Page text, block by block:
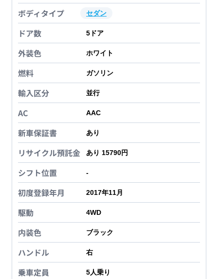
ボディタイプ セダン
ドア数 5 ドア
外装色 ホワイト
燃料 ガソリン
輸入区分 並行
AC AAC
新車保証書 あり
リサイクル預託金 あり 15790円
シフト位置 -
初度登録年月 2017年11月
駆動 4WD
内装色 ブラック
ハンドル 右
乗車定員 5人乗り